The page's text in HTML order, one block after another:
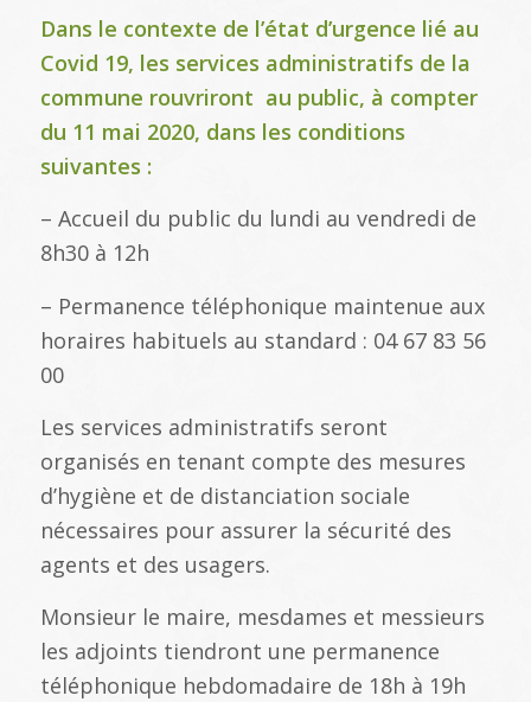
Dans le contexte de l’état d’urgence lié au
Covid 19, les services administratifs de la
commune rouvriront au public, à compter
du 11 mai 2020, dans les conditions
suivantes :
– Accueil du public du lundi au vendredi de
8h30 à 12h
– Permanence téléphonique maintenue aux
horaires habituels au standard : 04 67 83 56
00
Les services administratifs seront
organisés en tenant compte des mesures
d’hygiène et de distanciation sociale
nécessaires pour assurer la sécurité des
agents et des usagers.
Monsieur le maire, mesdames et messieurs
les adjoints tiendront une permanence
téléphonique hebdomadaire de 18h à 19h